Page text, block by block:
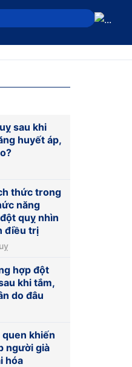
sau khi
huyết áp,
thức trong
năng
quỵ nhìn
điều trị
hợp đột
khi tắm,
do đâu
khiến
người già
hóa